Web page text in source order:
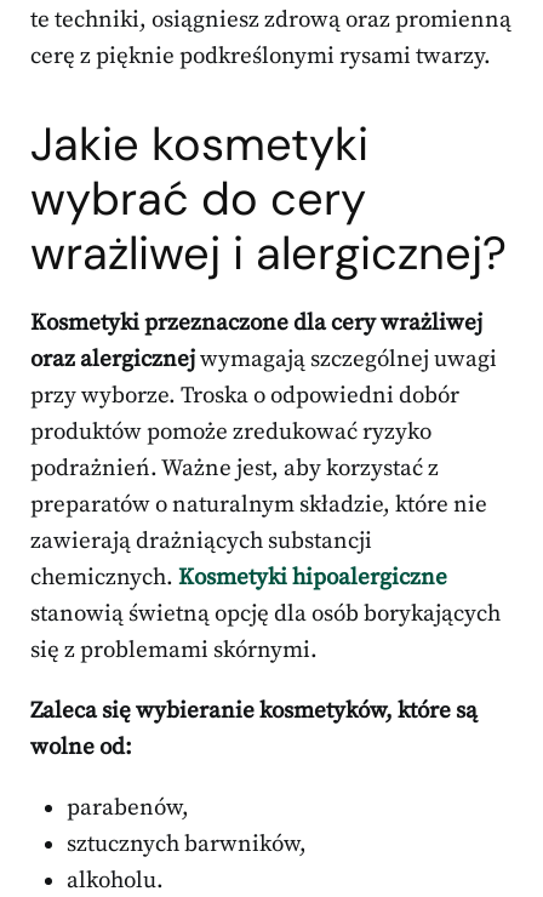
te techniki, osiągniesz zdrową oraz promienną
cerę z pięknie podkreślonymi rysami twarzy.
Jakie kosmetyki
wybrać do cery
wrażliwej i alergicznej?
Kosmetyki przeznaczone dla cery wrażliwej
oraz alergicznejwymagają szczególnej uwagi
przy wyborze. Troska o odpowiedni dobór
produktów pomoże zredukować ryzyko
podrażnień. Ważne jest, aby korzystać z
preparatów o naturalnym składzie, które nie
zawierają drażniących substancji
chemicznych. Kosmetyki hipoalergiczne
stanowią świetną opcję dla osób borykających
się z problemami skórnymi.
Zaleca się wybieranie kosmetyków, które są
wolne od:
parabenów,
sztucznych barwników,
alkoholu.